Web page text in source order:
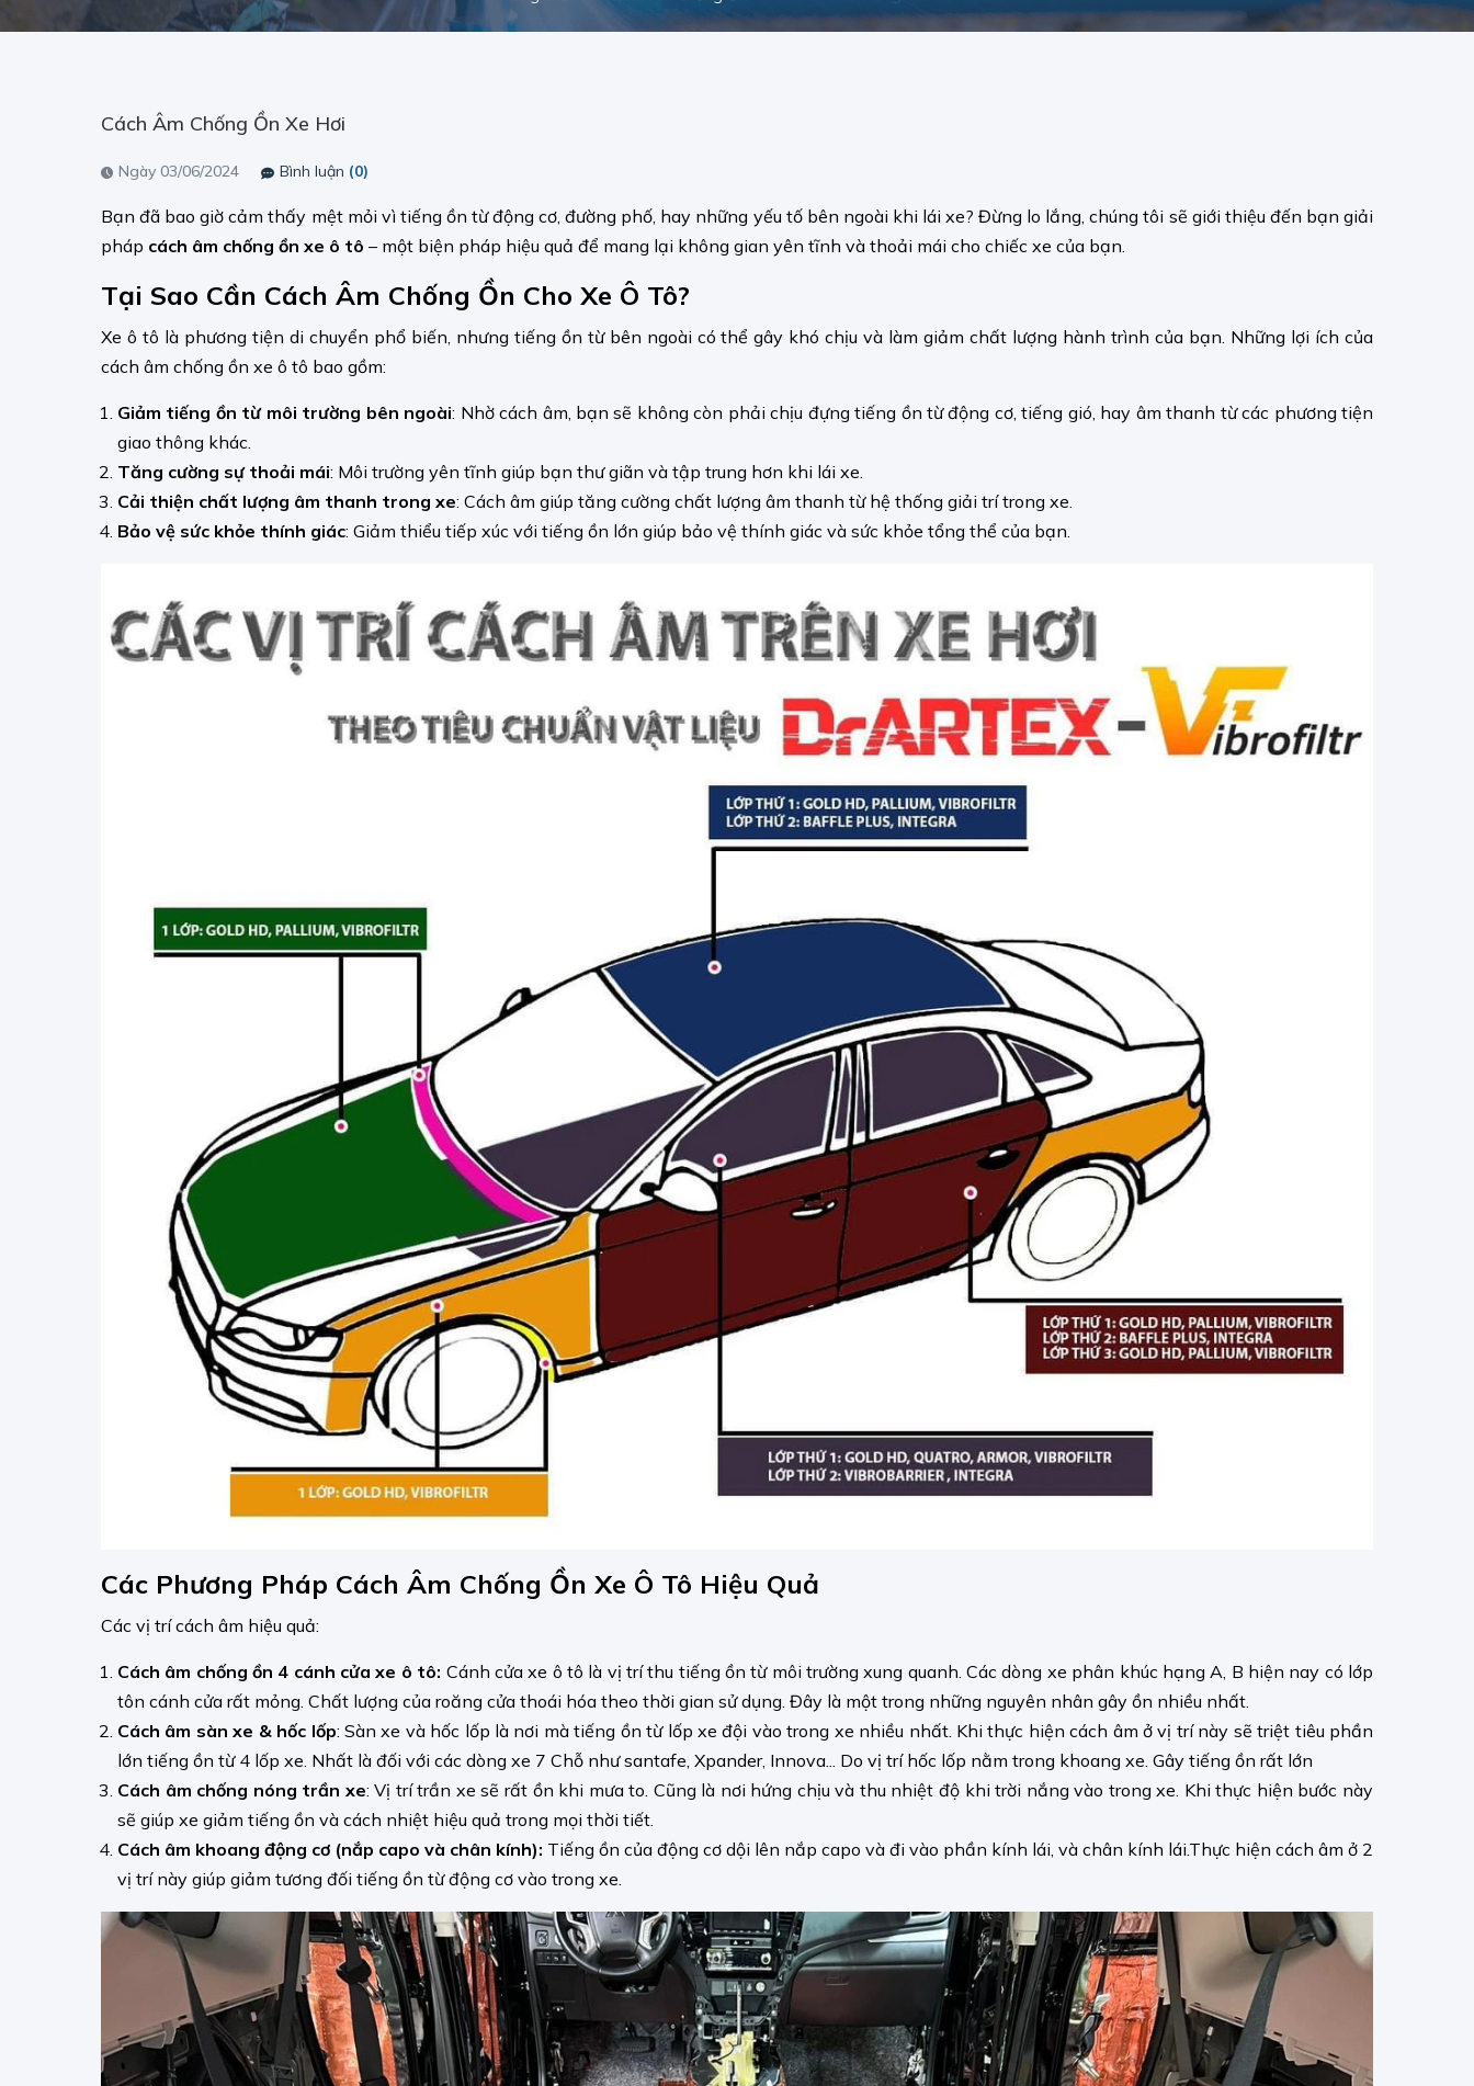
Cách Âm Chống Ồn Xe Hơi
Ngày 03/06/2024 Bình luận (0)
Bạn đã bao giờ cảm thấy mệt mỏi vì tiếng ồn từ động cơ, đường phố, hay những yếu tố bên ngoài khi lái xe? Đừng lo lắng, chúng tôi sẽ giới thiệu đến bạn giải
pháp cách âm chống ồn xe ô tô – một biện pháp hiệu quả để mang lại không gian yên tĩnh và thoải mái cho chiếc xe của bạn.
Tại Sao Cần Cách Âm Chống Ồn Cho Xe Ô Tô?
Xe ô tô là phương tiện di chuyển phổ biến, nhưng tiếng ồn từ bên ngoài có thể gây khó chịu và làm giảm chất lượng hành trình của bạn. Những lợi ích của
cách âm chống ồn xe ô tô bao gồm:
Giảm tiếng ồn từ môi trường bên ngoài: Nhờ cách âm, bạn sẽ không còn phải chịu đựng tiếng ồn từ động cơ, tiếng gió, hay âm thanh từ các phương tiện
giao thông khác.
Tăng cường sự thoải mái: Môi trường yên tĩnh giúp bạn thư giãn và tập trung hơn khi lái xe.
Cải thiện chất lượng âm thanh trong xe: Cách âm giúp tăng cường chất lượng âm thanh từ hệ thống giải trí trong xe.
Bảo vệ sức khỏe thính giác: Giảm thiểu tiếp xúc với tiếng ồn lớn giúp bảo vệ thính giác và sức khỏe tổng thể của bạn.
Các Phương Pháp Cách Âm Chống Ồn Xe Ô Tô Hiệu Quả
Các vị trí cách âm hiệu quả:
Cách âm chống ồn 4 cánh cửa xe ô tô: Cánh cửa xe ô tô là vị trí thu tiếng ồn từ môi trường xung quanh. Các dòng xe phân khúc hạng A, B hiện nay có lớp
tôn cánh cửa rất mỏng. Chất lượng của roăng cửa thoái hóa theo thời gian sử dụng. Đây là một trong những nguyên nhân gây ồn nhiều nhất.
Cách âm sàn xe & hốc lốp: Sàn xe và hốc lốp là nơi mà tiếng ồn từ lốp xe đội vào trong xe nhiều nhất. Khi thực hiện cách âm ở vị trí này sẽ triệt tiêu phần
lớn tiếng ồn từ 4 lốp xe. Nhất là đối với các dòng xe 7 Chỗ như santafe, Xpander, Innova... Do vị trí hốc lốp nằm trong khoang xe. Gây tiếng ồn rất lớn
Cách âm chống nóng trần xe: Vị trí trần xe sẽ rất ồn khi mưa to. Cũng là nơi hứng chịu và thu nhiệt độ khi trời nắng vào trong xe. Khi thực hiện bước này
sẽ giúp xe giảm tiếng ồn và cách nhiệt hiệu quả trong mọi thời tiết.
Cách âm khoang động cơ (nắp capo và chân kính): Tiếng ồn của động cơ dội lên nắp capo và đi vào phần kính lái, và chân kính lái.Thực hiện cách âm ở 2
vị trí này giúp giảm tương đối tiếng ồn từ động cơ vào trong xe.